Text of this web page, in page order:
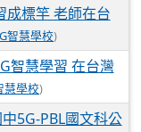
成標竿 老師在台
智慧學校)
智慧學習 在台灣
慧學校)
5G-PBL國文科公